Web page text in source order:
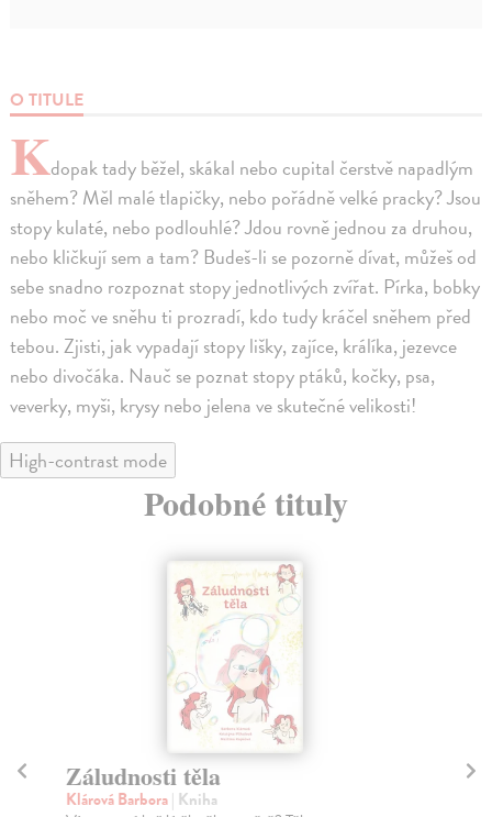
O TITULE
Kdopak tady běžel, skákal nebo cupital čerstvě napadlým
sněhem? Měl malé tlapičky, nebo pořádně velké pracky? Jsou
stopy kulaté, nebo podlouhlé? Jdou rovně jednou za druhou,
nebo kličkují sem a tam? Budeš-li se pozorně dívat, můžeš od
sebe snadno rozpoznat stopy jednotlivých zvířat. Pírka, bobky
nebo moč ve sněhu ti prozradí, kdo tudy kráčel sněhem před
tebou. Zjisti, jak vypadají stopy lišky, zajíce, králíka, jezevce
nebo divočáka. Nauč se poznat stopy ptáků, kočky, psa,
veverky, myši, krysy nebo jelena ve skutečné velikosti!
High-contrast mode
Podobné tituly
Záludnosti těla
Klárová Barbora| Kniha